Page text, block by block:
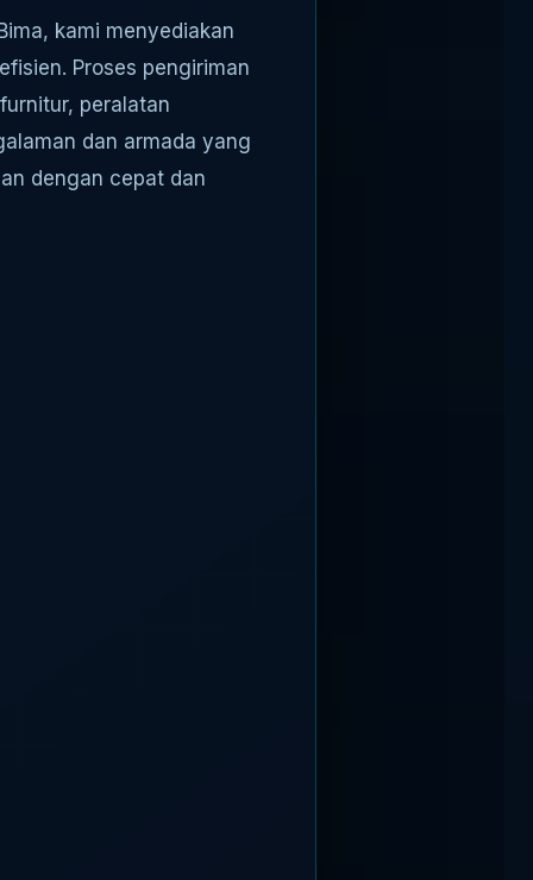
kami menyediakan
Proses pengiriman
peralatan
dan armada yang
dengan cepat dan